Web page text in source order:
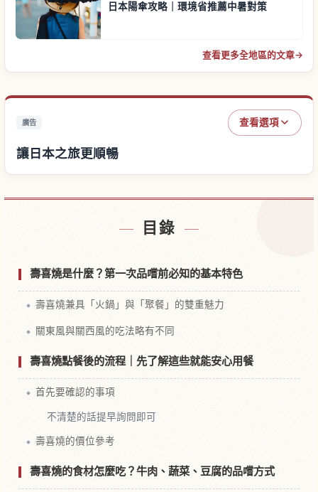
日本陽傘攻略｜環境省推薦中暑對策
查看更多全地區的文章→
廣告 查看選項
讓日本之旅更順暢
目錄
壽喜燒是什麼？第一次品嚐前必知的基本特色
壽喜燒兼具「火鍋」與「聚餐」的雙重魅力
關東風與關西風的吃法略有不同
壽喜燒點餐後的流程｜先了解這些就能安心用餐
首先要確認的事項
不清楚的話提早詢問即可
壽喜燒的價位參考
壽喜燒的食材怎麼吃？牛肉、蔬菜、豆腐的品嚐方式